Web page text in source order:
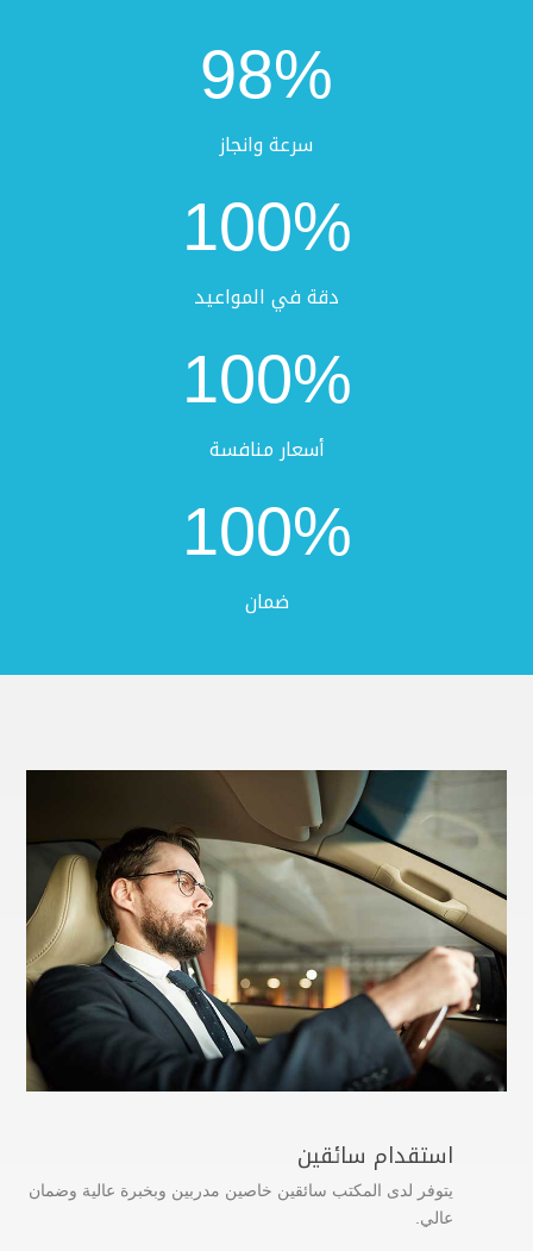
98%
سرعة وانجاز
100%
دقة في المواعيد
100%
أسعار منافسة
100%
ضمان
استقدام سائقين
يتوفر لدى المكتب سائقين خاصين مدربين وبخبرة عالية وضمان
عالي.